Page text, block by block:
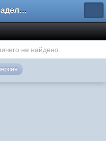
Форум владельцев интернет-магазинов
не найдено.